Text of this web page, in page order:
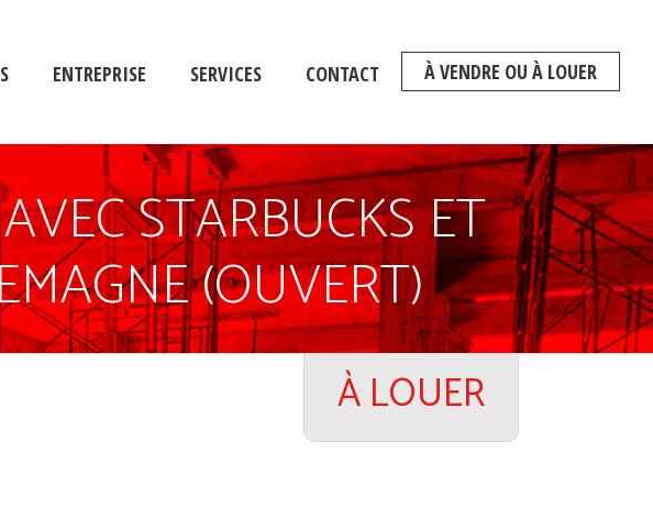
ENTREPRISE SERVICES CONTACT À VENDRE OU À LOUER
STARBUCKS ET
(OUVERT)
À LOUER